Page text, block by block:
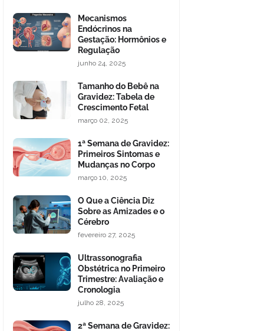
Mecanismos
Endócrinos na
Gestação: Hormônios e
Regulação
junho 24, 2025
Tamanho do Bebê na
Gravidez: Tabela de
Crescimento Fetal
março 02, 2025
1ª Semana de Gravidez:
Primeiros Sintomas e
Mudanças no Corpo
março 10, 2025
O Que a Ciência Diz
Sobre as Amizades e o
Cérebro
fevereiro 27, 2025
Ultrassonografia
Obstétrica no Primeiro
Trimestre: Avaliação e
Cronologia
julho 28, 2025
2ª Semana de Gravidez: